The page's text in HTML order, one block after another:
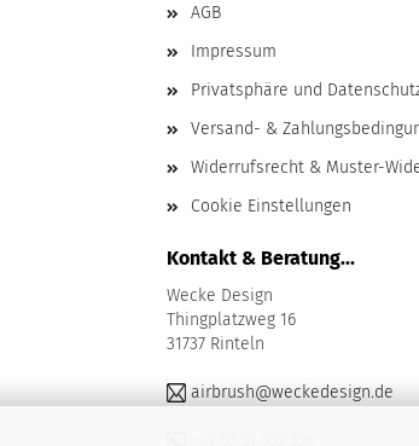
AGB
Impressum
Privatsphäre und
Versand- &
Widerrufsrecht & Muster-
Cookie Einstellungen
Kontakt & Beratung...
Wecke Design
Thingplatzweg 16
31737 Rinteln
airbrush@weckedesign.de